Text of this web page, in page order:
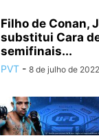
Filho de Conan,
substitui Cara
semifinais...
PVT - 8 de julho de 2022